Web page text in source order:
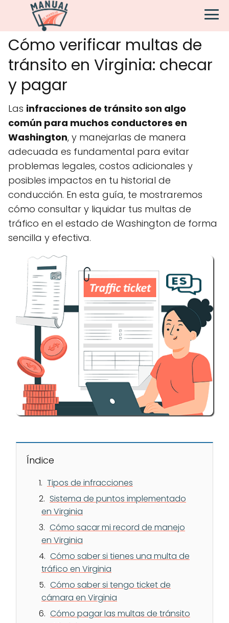
Cómo verificar multas de
tránsito en Virginia: checar
y pagar
Las infracciones de tránsito son algo
común para muchos conductores en
Washington, y manejarlas de manera
adecuada es fundamental para evitar
problemas legales, costos adicionales y
posibles impactos en tu historial de
conducción. En esta guía, te mostraremos
cómo consultar y liquidar tus multas de
tráfico en el estado de Washington de forma
sencilla y efectiva.
Índice
Tipos de infracciones
Sistema de puntos implementado
en Virginia
Cómo sacar mi record de manejo
en Virginia
Cómo saber si tienes una multa de
tráfico en Virginia
Cómo saber si tengo ticket de
cámara en Virginia
Cómo pagar las multas de tránsito